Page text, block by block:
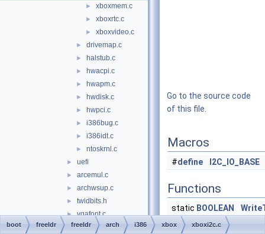
► xboxmem.c
► xboxrtc.c
► xboxvideo.c
► drivemap.c
► halstub.c
► hwacpi.c
► hwapm.c
► hwdisk.c
► hwpci.c
► i386bug.c
► i386idt.c
► ntoskrnl.c
► uefi
► arcemul.c
► archwsup.c
► twidbits.h
► vgafont.c
► vgafont.h
Go to the source code
of this file.
Macros
#define I2C_IO_BASE
Functions
static BOOLEAN
boot freeldr freeldr arch i386 xbox xboxi2c.c